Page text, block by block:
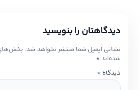
دیدگاهتان را بنویسید
نشانی ایمیل شما منتشر نخواهد شد. بخش‌های
شده‌اند*
دیدگاه*